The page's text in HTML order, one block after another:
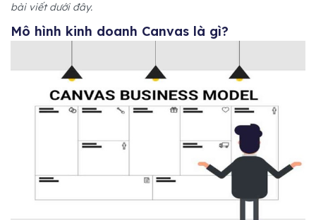
bài viết dưới đây.
Mô hình kinh doanh Canvas là gì?